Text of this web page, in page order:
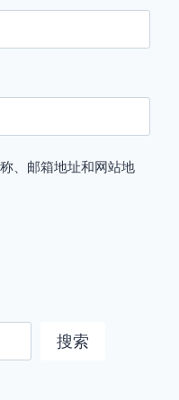
、邮箱地址和网站地
搜索